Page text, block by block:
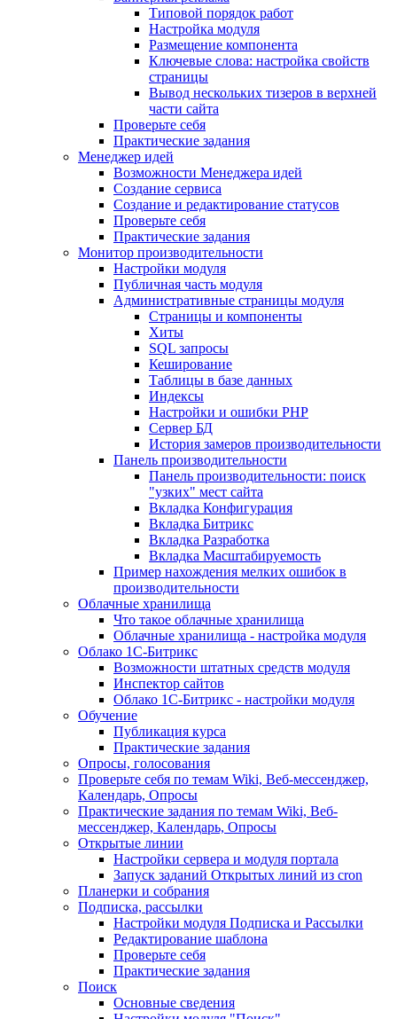
Типовой порядок работ
Настройка модуля
Размещение компонента
Ключевые слова: настройка свойств
страницы
Вывод нескольких тизеров в верхней
части сайта
Проверьте себя
Практические задания
Менеджер идей
Возможности Менеджера идей
Создание сервиса
Создание и редактирование статусов
Проверьте себя
Практические задания
Монитор производительности
Настройки модуля
Публичная часть модуля
Административные страницы модуля
Страницы и компоненты
Хиты
SQL запросы
Кеширование
Таблицы в базе данных
Индексы
Настройки и ошибки PHP
Сервер БД
История замеров производительности
Панель производительности
Панель производительности: поиск
"узких" мест сайта
Вкладка Конфигурация
Вкладка Битрикс
Вкладка Разработка
Вкладка Масштабируемость
Пример нахождения мелких ошибок в
производительности
Облачные хранилища
Что такое облачные хранилища
Облачные хранилища - настройка модуля
Облако 1С-Битрикс
Возможности штатных средств модуля
Инспектор сайтов
Облако 1С-Битрикс - настройки модуля
Обучение
Публикация курса
Практические задания
Опросы, голосования
Проверьте себя по темам Wiki, Веб-мессенджер,
Календарь, Опросы
Практические задания по темам Wiki, Веб-
мессенджер, Календарь, Опросы
Открытые линии
Настройки сервера и модуля портала
Запуск заданий Открытых линий из cron
Планерки и собрания
Подписка, рассылки
Настройки модуля Подписка и Рассылки
Редактирование шаблона
Проверьте себя
Практические задания
Поиск
Основные сведения